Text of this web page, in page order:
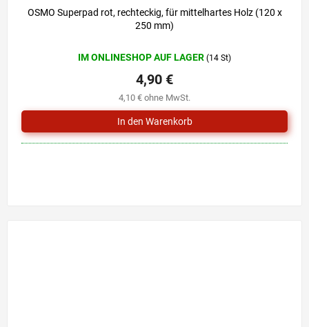
OSMO Superpad rot, rechteckig, für mittelhartes Holz (120 x
250 mm)
IM ONLINESHOP AUF LAGER (14 St)
4,10 € ohne MwSt.
4,90 €